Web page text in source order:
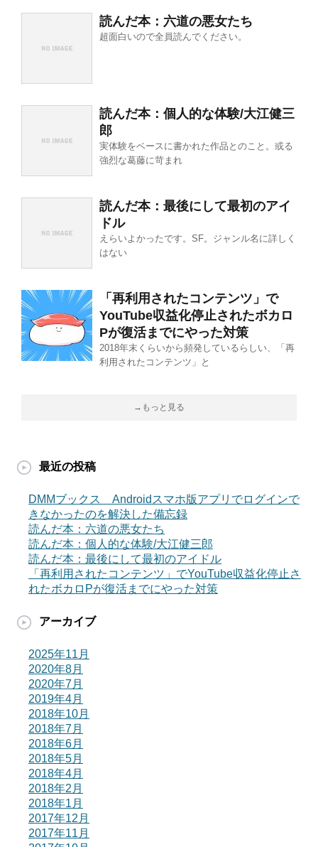
読んだ本：六道の悪女たち
超面白いので全員読んでください。
読んだ本：個人的な体験/大江健三
郎
実体験をベースに書かれた作品とのこと。或る
強烈な葛藤に苛まれ
読んだ本：最後にして最初のアイ
ドル
えらいよかったです。SF。ジャンル名に詳しく
はない
「再利用されたコンテンツ」で
YouTube収益化停止されたボカロ
Pが復活までにやった対策
2018年末くらいから頻発しているらしい、「再
利用されたコンテンツ」と
→もっと見る
最近の投稿
DMMブックス Androidスマホ版アプリでログインで
きなかったのを解決した備忘録
読んだ本：六道の悪女たち
読んだ本：個人的な体験/大江健三郎
読んだ本：最後にして最初のアイドル
「再利用されたコンテンツ」でYouTube収益化停止さ
れたボカロPが復活までにやった対策
アーカイブ
2025年11月
2020年8月
2020年7月
2019年4月
2018年10月
2018年7月
2018年6月
2018年5月
2018年4月
2018年2月
2018年1月
2017年12月
2017年11月